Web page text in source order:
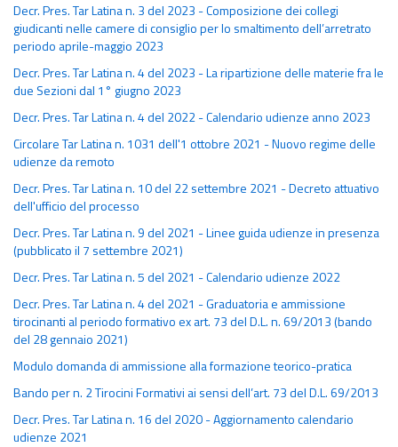
Decr. Pres. Tar Latina n. 3 del 2023 - Composizione dei collegi
giudicanti nelle camere di consiglio per lo smaltimento dell’arretrato
periodo aprile-maggio 2023
Decr. Pres. Tar Latina n. 4 del 2023 - La ripartizione delle materie fra le
due Sezioni dal 1° giugno 2023
Decr. Pres. Tar Latina n. 4 del 2022 - Calendario udienze anno 2023
Circolare Tar Latina n. 1031 dell'1 ottobre 2021 - Nuovo regime delle
udienze da remoto
Decr. Pres. Tar Latina n. 10 del 22 settembre 2021 - Decreto attuativo
dell'ufficio del processo
Decr. Pres. Tar Latina n. 9 del 2021 - Linee guida udienze in presenza
(pubblicato il 7 settembre 2021)
Decr. Pres. Tar Latina n. 5 del 2021 - Calendario udienze 2022
Decr. Pres. Tar Latina n. 4 del 2021 - Graduatoria e ammissione
tirocinanti al periodo formativo ex art. 73 del D.L. n. 69/2013 (bando
del 28 gennaio 2021)
Modulo domanda di ammissione alla formazione teorico-pratica
Bando per n. 2 Tirocini Formativi ai sensi dell’art. 73 del D.L. 69/2013
Decr. Pres. Tar Latina n. 16 del 2020 - Aggiornamento calendario
udienze 2021